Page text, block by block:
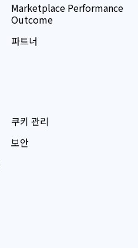
Marketplace Performance
Outcome
파트너
쿠키 관리
보안